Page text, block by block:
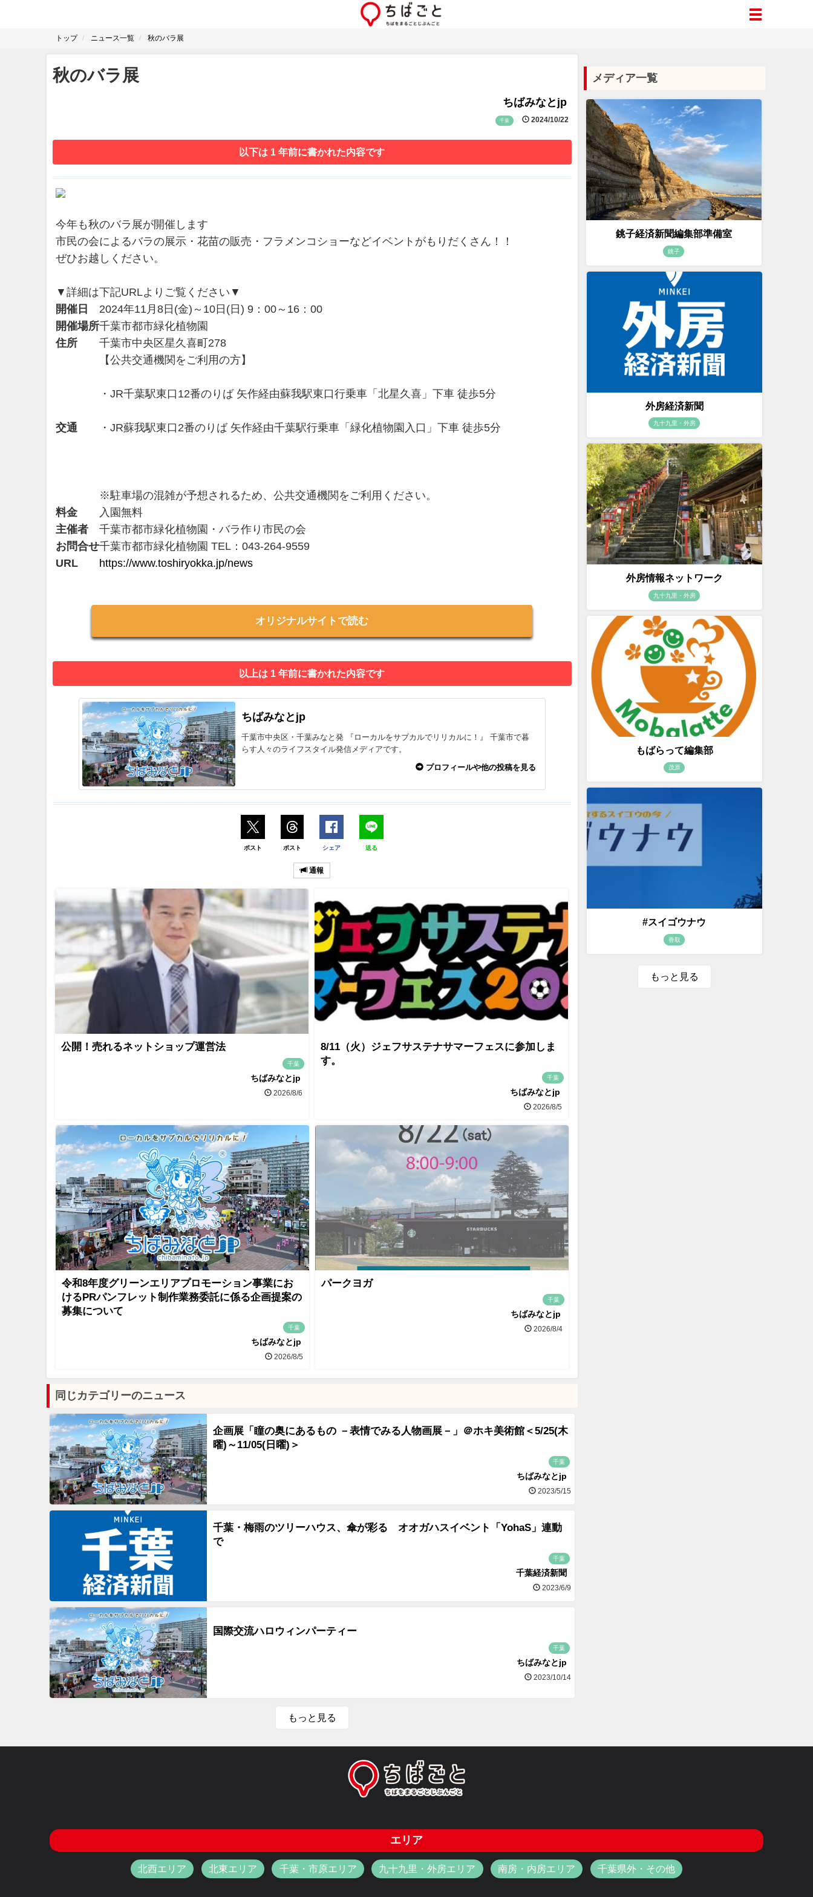
トップ ニュース一覧 秋のバラ展
秋のバラ展
ちばみなとjp
千葉 2024/10/22
以下は 1 年前に書かれた内容です
今年も秋のバラ展が開催します
市民の会によるバラの展示・花苗の販売・フラメンコショーなどイベントがもりだくさん！！
ぜひお越しください。
▼詳細は下記URLよりご覧ください▼
開催日
2024年11月8日(金)～10日(日) 9：00～16：00
開催場所千葉市都市緑化植物園
住所
千葉市中央区星久喜町278
交通
【公共交通機関をご利用の方】
・JR千葉駅東口12番のりば 矢作経由蘇我駅東口行乗車「北星久喜」下車 徒歩5分
・JR蘇我駅東口2番のりば 矢作経由千葉駅行乗車「緑化植物園入口」下車 徒歩5分
※駐車場の混雑が予想されるため、公共交通機関をご利用ください。
料金
入園無料
主催者
千葉市都市緑化植物園・バラ作り市民の会
お問合せ千葉市都市緑化植物園 TEL：043‐264‐9559
URL
https://www.toshiryokka.jp/news
オリジナルサイトで読む
以上は 1 年前に書かれた内容です
ちばみなとjp
千葉市中央区・千葉みなと発 『ローカルをサブカルでリリカルに！』 千葉市で暮
らす人々のライフスタイル発信メディアです。
プロフィールや他の投稿を見る
ポスト ポスト シェア 送る
通報
公開！売れるネットショップ運営法
千葉
ちばみなとjp
2026/8/6
8/11（火）ジェフサステナサマーフェスに参加しま
す。
千葉
ちばみなとjp
2026/8/5
令和8年度グリーンエリアプロモーション事業にお
けるPRパンフレット制作業務委託に係る企画提案の
募集について
千葉
ちばみなとjp
2026/8/5
パークヨガ
千葉
ちばみなとjp
2026/8/4
同じカテゴリーのニュース
企画展「瞳の奥にあるもの －表情でみる人物画展－」＠ホキ美術館＜5/25(木
曜)～11/05(日曜)＞
千葉
ちばみなとjp
2023/5/15
千葉・梅雨のツリーハウス、傘が彩る オオガハスイベント「YohaS」連動
で
千葉
千葉経済新聞
2023/6/9
国際交流ハロウィンパーティー
千葉
ちばみなとjp
2023/10/14
もっと見る
メディア一覧
銚子経済新聞編集部準備室
銚子
外房経済新聞
九十九里・外房
外房情報ネットワーク
九十九里・外房
もばらって編集部
茂原
#スイゴウナウ
香取
もっと見る
エリア
北西エリア 北東エリア 千葉・市原エリア 九十九里・外房エリア 南房・内房エリア 千葉県外・その他